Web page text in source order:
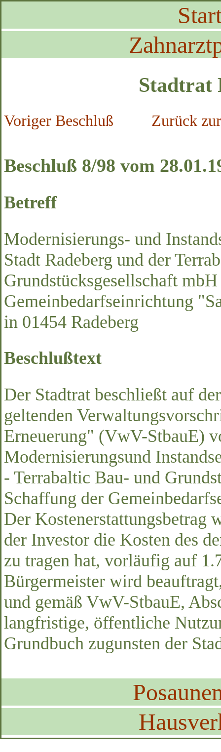
Stadtrat
Voriger Beschluß Zurück
Beschluß 8/98 vom
Betreff
Modernisierungs- und
Stadt Radeberg und der
Grundstücksgesellschaft
Gemeinbedarfseinrichtung
in 01454 Radeberg
Beschlußtext
Der Stadtrat beschließt auf
geltenden
Erneuerung" (VwV-StbauE)
Modernisierungsund
- Terrabaltic Bau- und
Schaffung der
Der Kostenerstattungsbetrag
der Investor die Kosten des
zu tragen hat, vorläufig auf
Bürgermeister wird
und gemäß VwV-StbauE,
langfristige, öffentliche
Grundbuch zugunsten der